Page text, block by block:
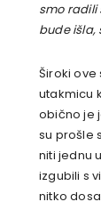
smo radili
bude išla,
Široki
utakmicu
obično je
su prošle
niti jednu
izgubili s
nitko